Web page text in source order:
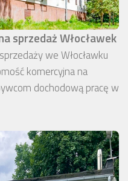
sprzedaż Włocławek
we Włocławku
komercyjna na
dochodową pracę w